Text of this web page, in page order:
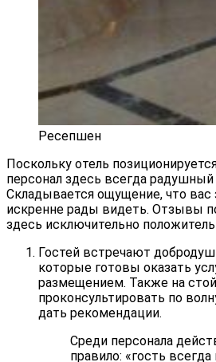
Ресепшен
Поскольку отель
персонал здесь всегда
Складывается ощущение, что вас
искренне рады видеть. Отзывы
здесь исключительно
Гостей встречают
которые готовы оказать
размещением. Также на
проконсультировать по
дать рекомендации.
Среди персонала
правило: «гость всегда